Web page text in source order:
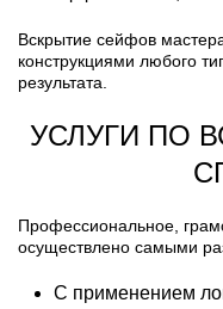
Вскрытие сейфов
конструкциями любого
результата.
УСЛУГИ ПО
Профессиональное,
осуществлено самыми
С применением